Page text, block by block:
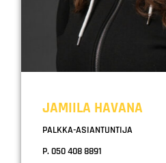
JAMIILA HAVANA
PALKKA-ASIANTUNTIJA
P. 050 408 8891